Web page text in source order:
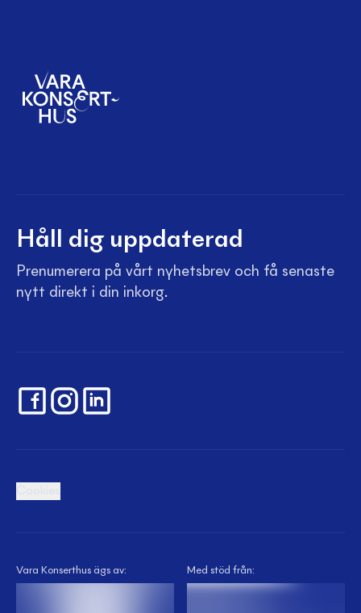
Håll dig uppdaterad
Prenumerera på vårt nyhetsbrev och få senaste
nytt direkt i din inkorg.
Vara Konserthus ägs av: Med stöd från: